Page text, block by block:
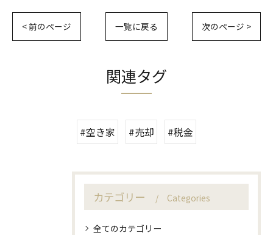
< 前のページ 一覧に戻る 次のページ >
関連タグ
#空き家 #売却 #税金
カテゴリー Categories
全てのカテゴリー